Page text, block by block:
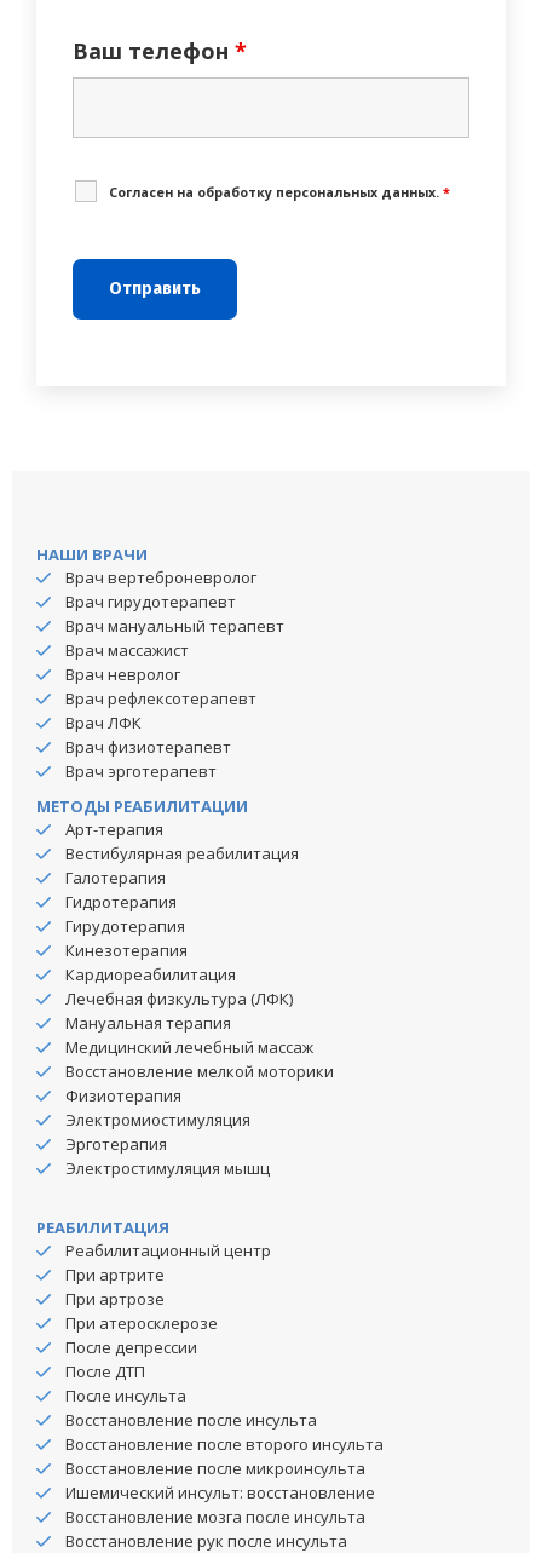
Ваш телефон *
Cогласен на обработку персональных данных. *
НАШИ ВРАЧИ
Врач вертеброневролог
Врач гирудотерапевт
Врач мануальный терапевт
Врач массажист
Врач невролог
Врач рефлексотерапевт
Врач ЛФК
Врач физиотерапевт
Врач эрготерапевт
МЕТОДЫ РЕАБИЛИТАЦИИ
Арт-терапия
Вестибулярная реабилитация
Галотерапия
Гидротерапия
Гирудотерапия
Кинезотерапия
Кардиореабилитация
Лечебная физкультура (ЛФК)
Мануальная терапия
Медицинский лечебный массаж
Восстановление мелкой моторики
Физиотерапия
Электромиостимуляция
Эрготерапия
Электростимуляция мышц
РЕАБИЛИТАЦИЯ
Реабилитационный центр
При артрите
При артрозе
При атеросклерозе
После депрессии
После ДТП
После инсульта
Восстановление после инсульта
Восстановление после второго инсульта
Восстановление после микроинсульта
Ишемический инсульт: восстановление
Восстановление мозга после инсульта
Восстановление рук после инсульта